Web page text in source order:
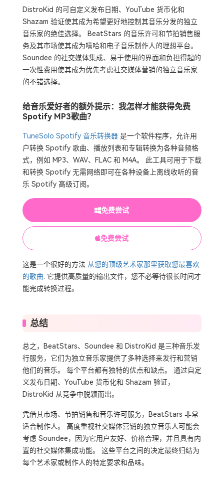
DistroKid 的可自定义发布日期、YouTube 货币化和
Shazam 验证使其成为希望更好地控制其音乐分发的独立
音乐家的绝佳选择。 BeatStars 的音乐许可和节拍销售服
务及其市场使其成为嘻哈和电子音乐制作人的理想平台。
Soundee 的社交媒体集成、易于使用的界面和负担得起的
一次性费用使其成为优先考虑社交媒体营销的独立音乐家
的不错选择。
给音乐爱好者的额外提示：我怎样才能获得免费
Spotify MP3歌曲？
TuneSolo Spotify 音乐转换器是一个软件程序，允许用
户转换 Spotify 歌曲、播放列表和专辑转换为各种音频格
式，例如 MP3、WAV、FLAC 和 M4A。 此工具可用于下载
和转换 Spotify 无需网络即可在各种设备上离线收听的音
乐 Spotify 高级订阅。
免费尝试
免费尝试
这是一个很好的方法 从您的顶级艺术家那里获取您最喜欢
的歌曲 . 它提供高质量的输出文件，您不必等待很长时间才
能完成转换过程。
总结
总之，BeatStars、Soundee 和 DistroKid 是三种音乐发
行服务，它们为独立音乐家提供了多种选择来发行和营销
他们的音乐。 每个平台都有独特的优点和缺点。 通过自定
义发布日期、YouTube 货币化和 Shazam 验证，
DistroKid 从竞争中脱颖而出。
凭借其市场、节拍销售和音乐许可服务，BeatStars 非常
适合制作人。 高度重视社交媒体营销的独立音乐人可能会
考虑 Soundee，因为它用户友好、价格合理，并且具有内
置的社交媒体集成功能。 这些平台之间的决定最终归结为
每个艺术家或制作人的特定要求和品味。